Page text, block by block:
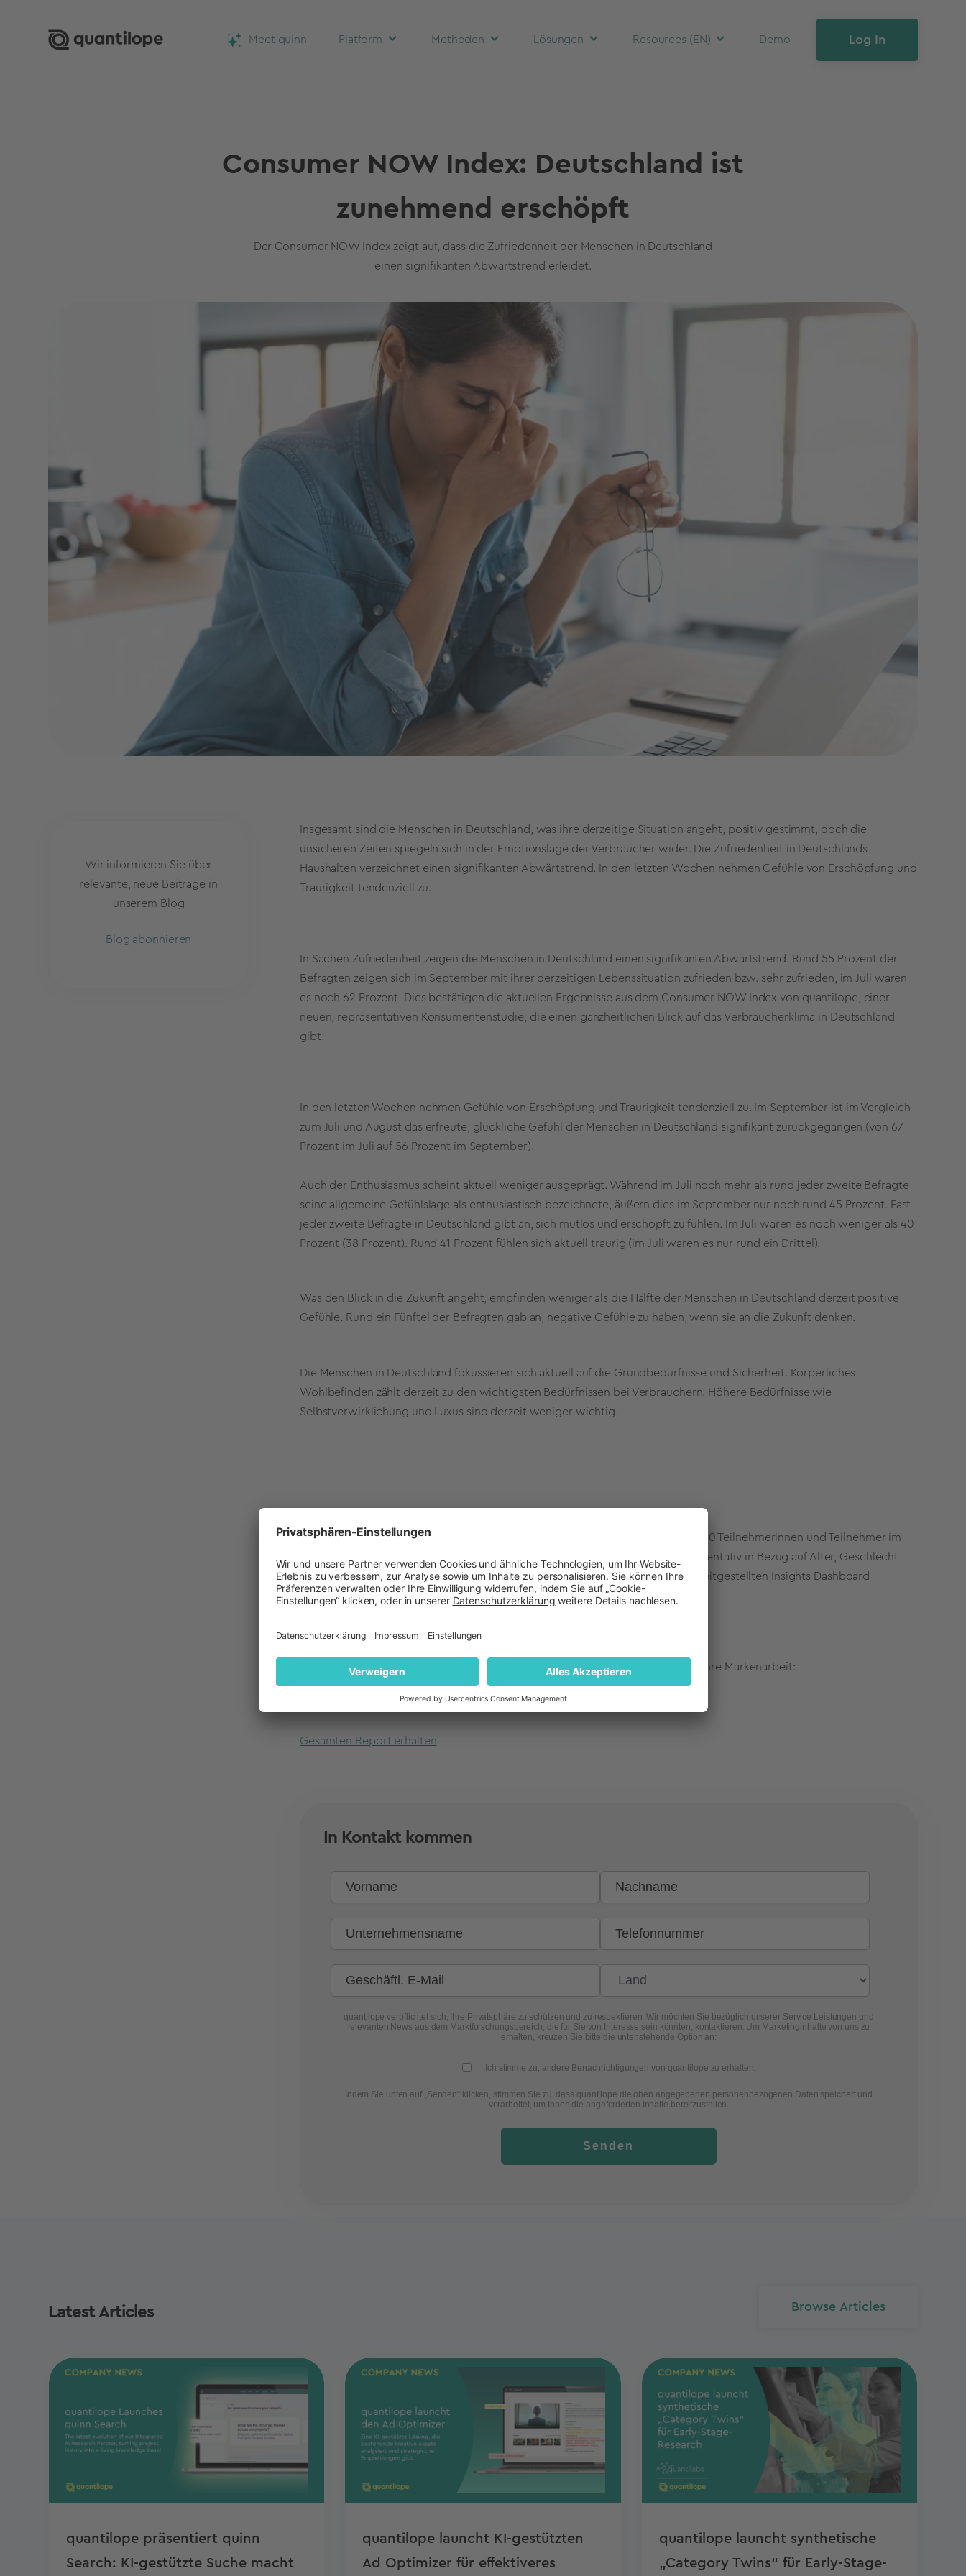
Meet quinn Platform Methoden Lösungen Resources (EN) Demo Log In
Consumer NOW Index: Deutschland ist
zunehmend erschöpft
Der Consumer NOW Index zeigt auf, dass die Zufriedenheit der Menschen in Deutschland
einen signifikanten Abwärtstrend erleidet.
Wir informieren Sie über
relevante, neue Beiträge in
unserem Blog
Blog abonnieren
Insgesamt sind die Menschen in Deutschland, was ihre derzeitige Situation angeht, positiv gestimmt, doch die
unsicheren Zeiten spiegeln sich in der Emotionslage der Verbraucher wider. Die Zufriedenheit in Deutschlands
Haushalten verzeichnet einen signifikanten Abwärtstrend. In den letzten Wochen nehmen Gefühle von Erschöpfung und
Traurigkeit tendenziell zu.
In Sachen Zufriedenheit zeigen die Menschen in Deutschland einen signifikanten Abwärtstrend. Rund 55 Prozent der
Befragten zeigen sich im September mit ihrer derzeitigen Lebenssituation zufrieden bzw. sehr zufrieden, im Juli waren
es noch 62 Prozent. Dies bestätigen die aktuellen Ergebnisse aus dem Consumer NOW Index von quantilope, einer
neuen, repräsentativen Konsumentenstudie, die einen ganzheitlichen Blick auf das Verbraucherklima in Deutschland
gibt.
In den letzten Wochen nehmen Gefühle von Erschöpfung und Traurigkeit tendenziell zu. Im September ist im Vergleich
zum Juli und August das erfreute, glückliche Gefühl der Menschen in Deutschland signifikant zurückgegangen (von 67
Prozent im Juli auf 56 Prozent im September).
Auch der Enthusiasmus scheint aktuell weniger ausgeprägt. Während im Juli noch mehr als rund jeder zweite Befragte
seine allgemeine Gefühlslage als enthusiastisch bezeichnete, äußern dies im September nur noch rund 45 Prozent. Fast
jeder zweite Befragte in Deutschland gibt an, sich mutlos und erschöpft zu fühlen. Im Juli waren es noch weniger als 40
Prozent (38 Prozent). Rund 41 Prozent fühlen sich aktuell traurig (im Juli waren es nur rund ein Drittel).
Was den Blick in die Zukunft angeht, empfinden weniger als die Hälfte der Menschen in Deutschland derzeit positive
Gefühle. Rund ein Fünftel der Befragten gab an, negative Gefühle zu haben, wenn sie an die Zukunft denken.
Die Menschen in Deutschland fokussieren sich aktuell auf die Grundbedürfnisse und Sicherheit. Körperliches
Wohlbefinden zählt derzeit zu den wichtigsten Bedürfnissen bei Verbrauchern. Höhere Bedürfnisse wie
Selbstverwirklichung und Luxus sind derzeit weniger wichtig.
Der Consumer Now Index von quantilope befragt monatlich insgesamt rund 400 Teilnehmerinnen und Teilnehmer im
Alter von 18 bis 70 Jahren in Deutschland. Die Befragung erfolgt national repräsentativ in Bezug auf Alter, Geschlecht
und Region. Ein Auszug der wichtigsten Ergebnisse wird in einem per Link bereitgestellten Insights Dashboard
veröffentlicht und aktualisiert sich automatisch in Echtzeit.
Erhalten Sie weitere aktuelle Erkenntnisse sowie Handlungsempfehlungen für Ihre Markenarbeit:
Zum Consumer NOW Index
Gesamten Report erhalten
In Kontakt kommen
quantilope verpflichtet sich, Ihre Privatsphäre zu schützen und zu respektieren. Wir möchten Sie bezüglich unserer Service Leistungen und
relevanten News aus dem Marktforschungsbereich, die für Sie von Interesse sein könnten, kontaktieren. Um Marketinginhalte von uns zu
erhalten, kreuzen Sie bitte die untenstehende Option an:
Ich stimme zu, andere Benachrichtigungen von quantilope zu erhalten.
Indem Sie unten auf „Senden“ klicken, stimmen Sie zu, dass quantilope die oben angegebenen personenbezogenen Daten speichert und
verarbeitet, um Ihnen die angeforderten Inhalte bereitzustellen.
Senden
Latest Articles Browse Articles
quantilope präsentiert quinn
Search: KI-gestützte Suche macht
quantilope launcht KI-gestützten
Ad Optimizer für effektiveres
quantilope launcht synthetische
„Category Twins“ für Early-Stage-